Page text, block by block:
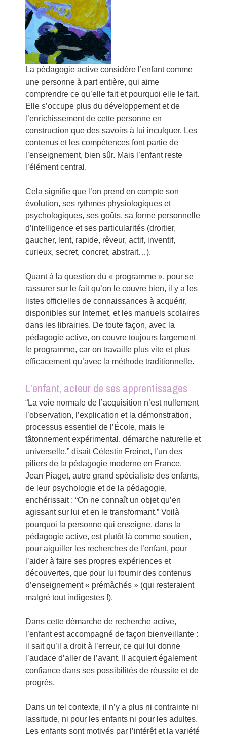
La pédagogie active considère l’enfant comme
une personne à part entière, qui aime
comprendre ce qu’elle fait et pourquoi elle le fait.
Elle s’occupe plus du développement et de
l’enrichissement de cette personne en
construction que des savoirs à lui inculquer. Les
contenus et les compétences font partie de
l’enseignement, bien sûr. Mais l’enfant reste
l’élément central.
Cela signifie que l’on prend en compte son
évolution, ses rythmes physiologiques et
psychologiques, ses goûts, sa forme personnelle
d’intelligence et ses particularités (droitier,
gaucher, lent, rapide, rêveur, actif, inventif,
curieux, secret, concret, abstrait…).
Quant à la question du « programme », pour se
rassurer sur le fait qu’on le couvre bien, il y a les
listes officielles de connaissances à acquérir,
disponibles sur Internet, et les manuels scolaires
dans les librairies. De toute façon, avec la
pédagogie active, on couvre toujours largement
le programme, car on travaille plus vite et plus
efficacement qu’avec la méthode traditionnelle.
L’enfant, acteur de ses apprentissages
“La voie normale de l’acquisition n’est nullement
l’observation, l’explication et la démonstration,
processus essentiel de l’École, mais le
tâtonnement expérimental, démarche naturelle et
universelle,” disait Célestin Freinet, l’un des
piliers de la pédagogie moderne en France.
Jean Piaget, autre grand spécialiste des enfants,
de leur psychologie et de la pédagogie,
enchérissait : “On ne connaît un objet qu’en
agissant sur lui et en le transformant.” Voilà
pourquoi la personne qui enseigne, dans la
pédagogie active, est plutôt là comme soutien,
pour aiguiller les recherches de l’enfant, pour
l’aider à faire ses propres expériences et
découvertes, que pour lui fournir des contenus
d’enseignement « prémâchés » (qui resteraient
malgré tout indigestes !).
Dans cette démarche de recherche active,
l’enfant est accompagné de façon bienveillante :
il sait qu’il a droit à l’erreur, ce qui lui donne
l’audace d’aller de l’avant. Il acquiert également
confiance dans ses possibilités de réussite et de
progrès.
Dans un tel contexte, il n’y a plus ni contrainte ni
lassitude, ni pour les enfants ni pour les adultes.
Les enfants sont motivés par l’intérêt et la variété